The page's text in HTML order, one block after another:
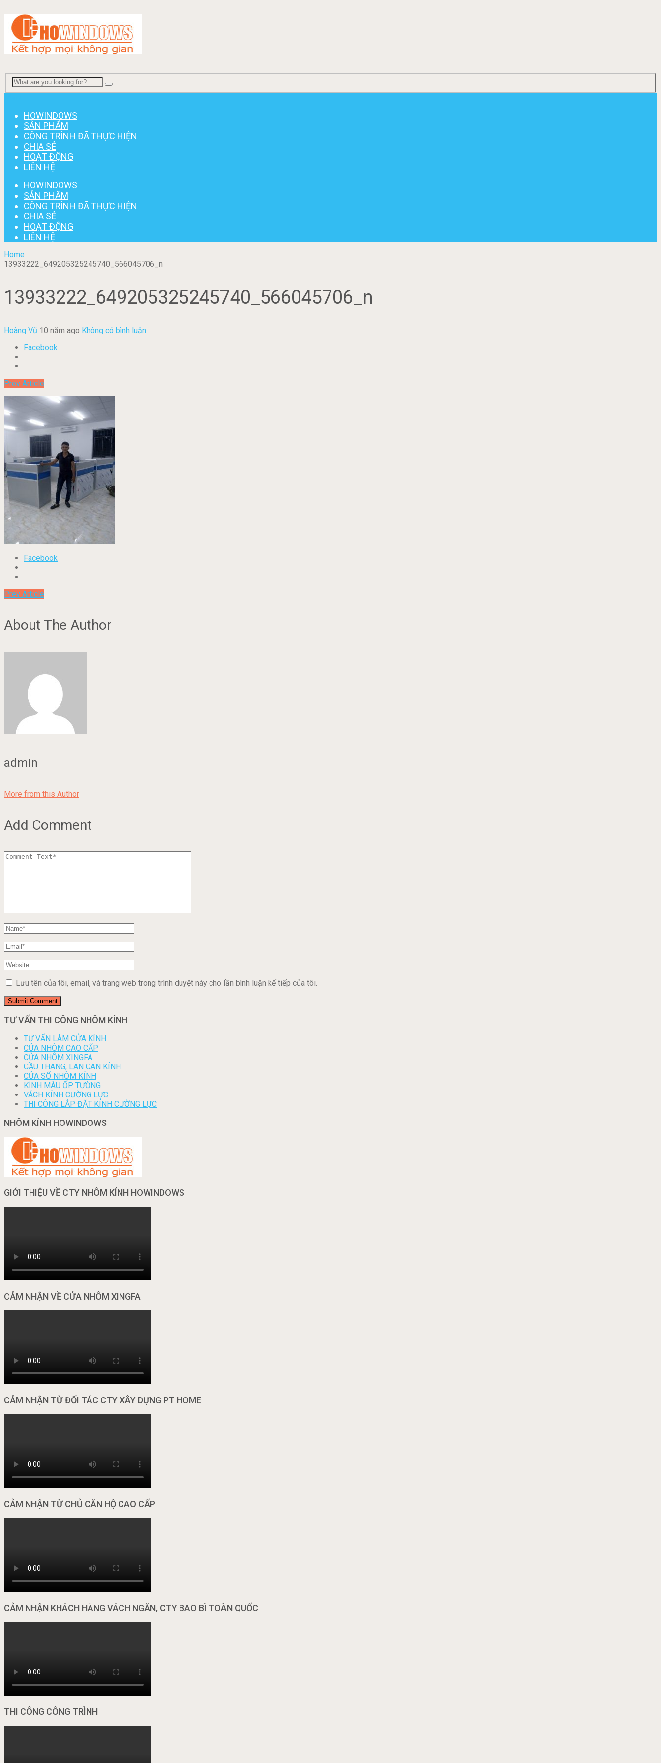
HOWINDOWS
SẢN PHẨM
CÔNG TRÌNH ĐÃ THỰC HIỆN
CHIA SẺ
HOẠT ĐỘNG
LIÊN HỆ
HOWINDOWS
SẢN PHẨM
CÔNG TRÌNH ĐÃ THỰC HIỆN
CHIA SẺ
HOẠT ĐỘNG
LIÊN HỆ
Home
13933222_649205325245740_566045706_n
13933222_649205325245740_566045706_n
Hoàng Vũ 10 năm ago Không có bình luận
Facebook
Prev Article
Facebook
Prev Article
About The Author
admin
More from this Author
Add Comment
Lưu tên của tôi, email, và trang web trong trình duyệt này cho lần bình luận kế tiếp của tôi.
TƯ VẤN THI CÔNG NHÔM KÍNH
TƯ VẤN LÀM CỬA KÍNH
CỬA NHÔM CAO CẤP
CỬA NHÔM XINGFA
CẦU THANG, LAN CAN KÍNH
CỬA SỔ NHÔM KÍNH
KÍNH MÀU ỐP TƯỜNG
VÁCH KÍNH CƯỜNG LỰC
THI CÔNG LẮP ĐẶT KÍNH CƯỜNG LỰC
NHÔM KÍNH HOWINDOWS
GIỚI THIỆU VỀ CTY NHÔM KÍNH HOWINDOWS
CẢM NHẬN VỀ CỬA NHÔM XINGFA
CẢM NHẬN TỪ ĐỐI TÁC CTY XÂY DỰNG PT HOME
CẢM NHẬN TỪ CHỦ CĂN HỘ CAO CẤP
CẢM NHẬN KHÁCH HÀNG VÁCH NGĂN, CTY BAO BÌ TOÀN QUỐC
THI CÔNG CÔNG TRÌNH